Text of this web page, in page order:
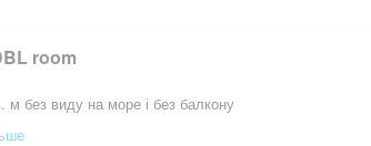
room
м без виду на море і без балкону